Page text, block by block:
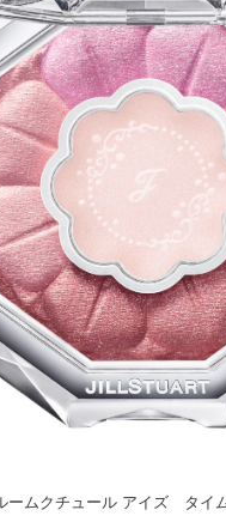
ームクチュール アイズ タ